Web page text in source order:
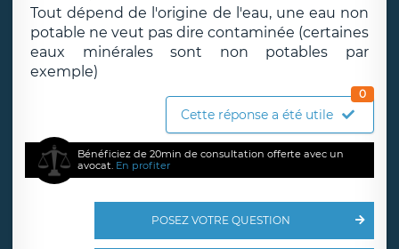
Tout dépend de l'origine de l'eau, une eau non
potable ne veut pas dire contaminée (certaines
eaux minérales sont non potables par
exemple)
Cette réponse a été utile
0
Bénéficiez de 20min de consultation offerte avec un
avocat. En profiter
POSEZ VOTRE QUESTION